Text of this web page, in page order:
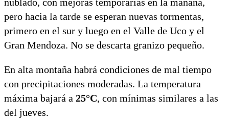
pero hacia la tarde se esperan nuevas tormentas,
primero en el sur y luego en el Valle de Uco y el
Gran Mendoza. No se descarta granizo pequeño.
En alta montaña habrá condiciones de mal tiempo
con precipitaciones moderadas. La temperatura
máxima bajará a 25°C, con mínimas similares a las
del jueves.